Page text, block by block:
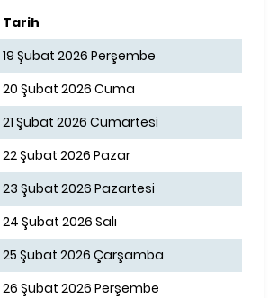
Tarih
19 Şubat 2026 Perşembe
20 Şubat 2026 Cuma
21 Şubat 2026 Cumartesi
22 Şubat 2026 Pazar
23 Şubat 2026 Pazartesi
24 Şubat 2026 Salı
25 Şubat 2026 Çarşamba
26 Şubat 2026 Perşembe